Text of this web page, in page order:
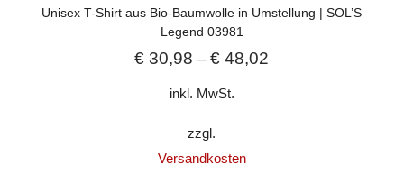
Unisex T-Shirt aus Bio-Baumwolle in Umstellung | SOL’S
Legend 03981
€ 30,98 –€ 48,02
inkl. MwSt.
zzgl.
Versandkosten